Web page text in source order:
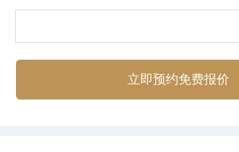
立即预约免费报价